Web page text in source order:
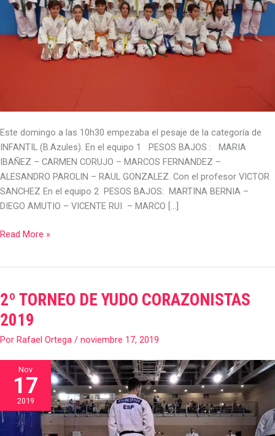
Este domingo a las 10h30 empezaba el pesaje de la categoría de
INFANTIL (B.Azules). En el equipo 1 PESOS BAJOS : MARIA
IBAÑEZ – CARMEN CORUJO – MARCOS FERNANDEZ –
ALESANDRO PAROLIN – RAUL GONZALEZ. Con el profesor VICTOR
SANCHEZ En el equipo 2 PESOS BAJOS: MARTINA BERNIA –
DIEGO AMUTIO – VICENTE RUI – MARCO […]
Read More »
2º TORNEO DE YUDO CORAZONISTAS
2019
Por Rafael Ortega / noviembre 17, 2019
Nov
17
2019
2º
TORNEO
DE
YUDO
2019